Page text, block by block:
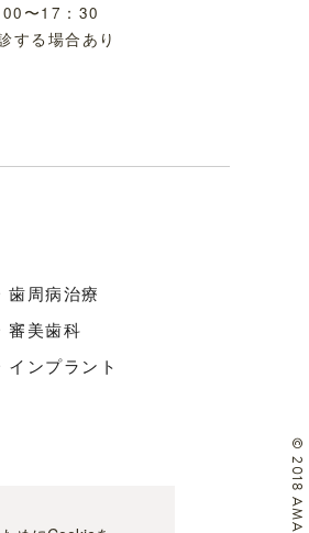
〜17：30
する場合あり
歯周病治療
審美歯科
インプラント